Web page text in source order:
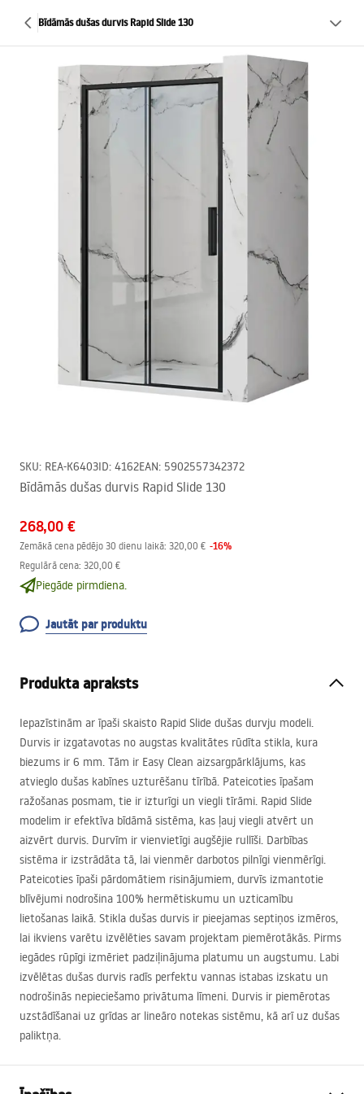
Bīdāmās dušas durvis Rapid Slide 130
SKU: REA-K6403ID: 4162EAN: 5902557342372
Bīdāmās dušas durvis Rapid Slide 130
268,00 €
Zemākā cena pēdējo 30 dienu laikā: 320,00 € -16%
Regulārā cena: 320,00 €
Piegāde pirmdiena.
Jautāt par produktu
Produkta apraksts
Iepazīstinām ar īpaši skaisto Rapid Slide dušas durvju modeli.
Durvis ir izgatavotas no augstas kvalitātes rūdīta stikla, kura
biezums ir 6 mm. Tām ir Easy Clean aizsargpārklājums, kas
atvieglo dušas kabīnes uzturēšanu tīrībā. Pateicoties īpašam
ražošanas posmam, tie ir izturīgi un viegli tīrāmi. Rapid Slide
modelim ir efektīva bīdāmā sistēma, kas ļauj viegli atvērt un
aizvērt durvis. Durvīm ir vienvietīgi augšējie rullīši. Darbības
sistēma ir izstrādāta tā, lai vienmēr darbotos pilnīgi vienmērīgi.
Pateicoties īpaši pārdomātiem risinājumiem, durvīs izmantotie
blīvējumi nodrošina 100% hermētiskumu un uzticamību
lietošanas laikā. Stikla dušas durvis ir pieejamas septiņos izmēros,
lai ikviens varētu izvēlēties savam projektam piemērotākās. Pirms
iegādes rūpīgi izmēriet padziļinājuma platumu un augstumu. Labi
izvēlētas dušas durvis radīs perfektu vannas istabas izskatu un
nodrošinās nepieciešamo privātuma līmeni. Durvis ir piemērotas
uzstādīšanai uz grīdas ar lineāro notekas sistēmu, kā arī uz dušas
paliktņa.